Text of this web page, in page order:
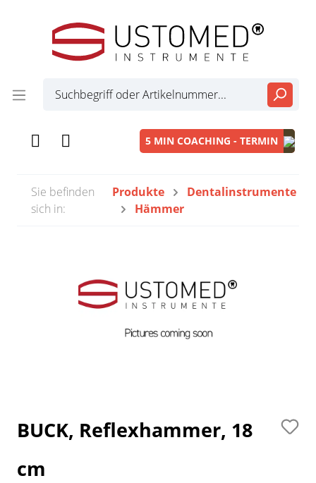
5 MIN COACHING - TERMIN
Sie befinden
sich in:
Produkte
Dentalinstrumente
Hämmer
BUCK, Reflexhammer, 18
cm